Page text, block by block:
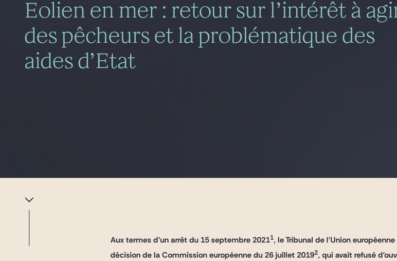
Eolien en mer : retour sur l’intérêt à
des pêcheurs et la problématique des
aides d’Etat
Aux termes d’un arrêt du 15 septembre 20211, le Tribunal de l’Union
décision de la Commission européenne du 26 juillet 20192, qui avait refusé